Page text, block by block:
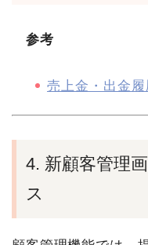
参考
売上金・出金
4. 新顧客管理
ス